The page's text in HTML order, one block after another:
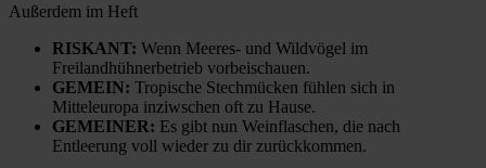
Außerdem im Heft
RISKANT: Wenn Meeres- und Wildvögel im
Freilandhühnerbetrieb vorbeischauen.
GEMEIN: Tropische Stechmücken fühlen sich in
Mitteleuropa inziwschen oft zu Hause.
GEMEINER: Es gibt nun Weinflaschen, die nach
Entleerung voll wieder zu dir zurückkommen.